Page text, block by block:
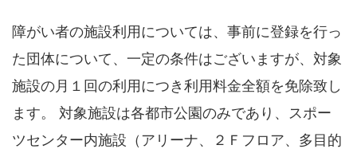
障がい者の施設利用については、事前に登録を行っ
た団体について、一定の条件はございますが、対象
施設の月１回の利用につき利用料金全額を免除致し
ます。 対象施設は各都市公園のみであり、スポー
ツセンター内施設（アリーナ、２Ｆフロア、多目的